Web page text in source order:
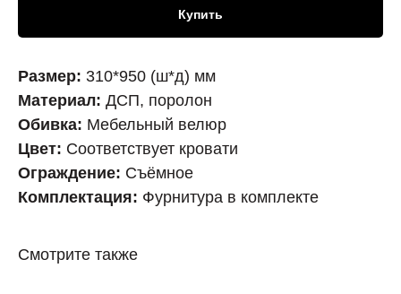
Купить
Размер: 310*950 (ш*д) мм
Материал: ДСП, поролон
Обивка: Мебельный велюр
Цвет: Соответствует кровати
Ограждение: Съёмное
Комплектация: Фурнитура в комплекте
Смотрите также